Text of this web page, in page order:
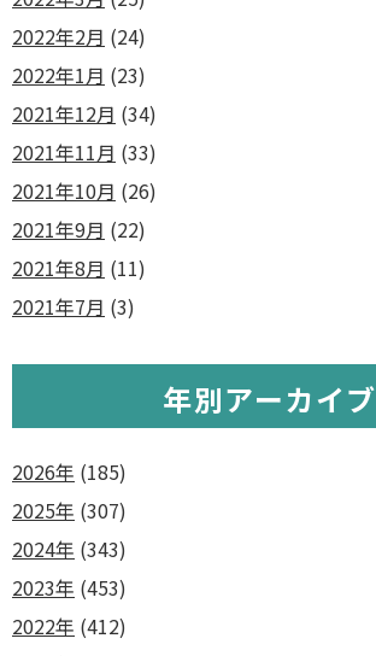
2022年2月 (24)
2022年1月 (23)
2021年12月 (34)
2021年11月 (33)
2021年10月 (26)
2021年9月 (22)
2021年8月 (11)
2021年7月 (3)
年別アーカイブ
2026年 (185)
2025年 (307)
2024年 (343)
2023年 (453)
2022年 (412)